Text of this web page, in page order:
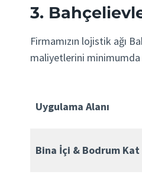
3.
Firmamızın lojistik ağı
maliyetlerini minimumda
Uygulama Alanı
Bina İçi & Bodrum Kat